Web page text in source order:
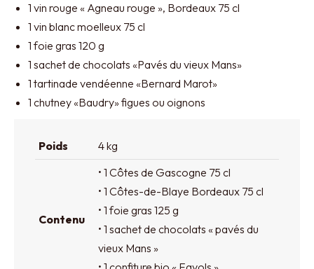
1 vin rouge « Agneau rouge », Bordeaux 75 cl
1 vin blanc moelleux 75 cl
1 foie gras 120 g
1 sachet de chocolats «Pavés du vieux Mans»
1 tartinade vendéenne «Bernard Marot»
1 chutney «Baudry» figues ou oignons
Poids 4 kg
Contenu
• 1 Côtes de Gascogne 75 cl
• 1 Côtes-de-Blaye Bordeaux 75 cl
• 1 foie gras 125 g
• 1 sachet de chocolats « pavés du
vieux Mans »